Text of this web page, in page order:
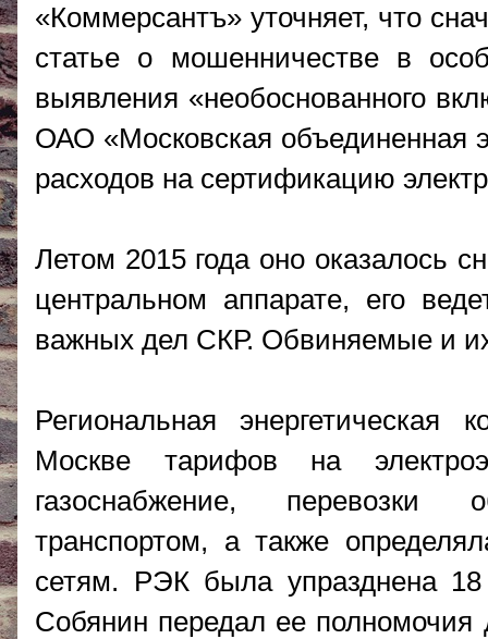
«Коммерсантъ» уточняет, что
статье о мошенничестве в
выявления «необоснованного
ОАО «Московская
расходов на сертификацию
Летом 2015 года оно оказалось
центральном аппарате, его
важных дел СКР. Обвиняемые и
Региональная энергетическая
Москве тарифов на
газоснабжение, перевозки
транспортом, а также
сетям. РЭК была упразднена
Собянин передал ее полномочия